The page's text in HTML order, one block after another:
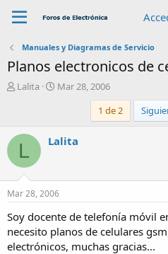
Manuales y Diagramas de Servicio
Planos electronicos de
A
r
Lalita
F
a
d
n
i
c
i
o
Mar 28, 2006
1 de 2
L Lalita
Mar 28, 2006
Soy docente de telefonía móvil
necesito planos de celulares
electrónicos, muchas gracias...